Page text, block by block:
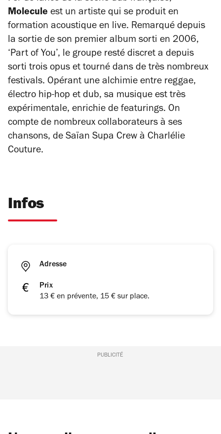
Molecule est un artiste qui se produit en
formation acoustique en live. Remarqué depuis
la sortie de son premier album sorti en 2006,
‘Part of You’, le groupe resté discret a depuis
sorti trois opus et tourné dans de très nombreux
festivals. Opérant une alchimie entre reggae,
électro hip-hop et dub, sa musique est très
expérimentale, enrichie de featurings. On
compte de nombreux collaborateurs à ses
chansons, de Saïan Supa Crew à Charlélie
Couture.
Infos
Adresse
Prix
13 € en prévente, 15 € sur place.
PUBLICITÉ